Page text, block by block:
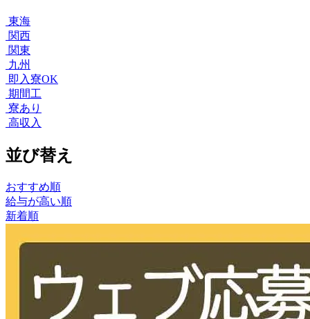
東海
関西
関東
九州
即入寮OK
期間工
寮あり
高収入
並び替え
おすすめ順
給与が高い順
新着順